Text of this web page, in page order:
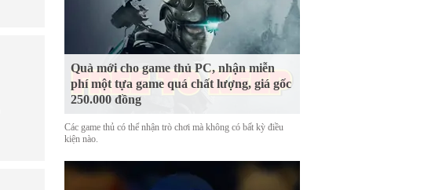
Quà mới cho game thủ PC, nhận miễn
phí một tựa game quá chất lượng, giá gốc
250.000 đồng
Các game thủ có thể nhận trò chơi mà không có bất kỳ điều
kiện nào.